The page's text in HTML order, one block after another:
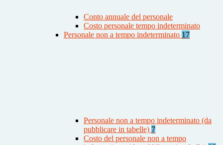
Conto annuale del personale
Costo personale tempo indeterminato
Personale non a tempo indeterminato 17
Personale non a tempo indeterminato (da
pubblicare in tabelle) 7
Costo del personale non a tempo